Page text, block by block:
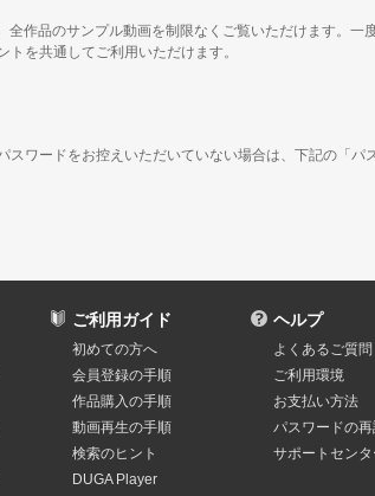
作品のサンプル動画を制限なくご覧いただけます。一
を共通してご利用いただけます。
ワードをお控えいただいていない場合は、下記の「パ
ご利用ガイド
初めての方へ
会員登録の手順
作品購入の手順
動画再生の手順
検索のヒント
DUGA Player
ヘルプ
よくあるご質問
ご利用環境
お支払い方法
パスワードの再
サポートセンタ